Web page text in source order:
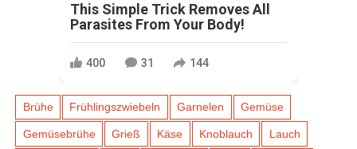
This Simple Trick Removes All
Parasites From Your Body!
400 31 144
Brühe Frühlingszwiebeln Garnelen Gemüse
Gemüsebrühe Grieß Käse Knoblauch Lauch